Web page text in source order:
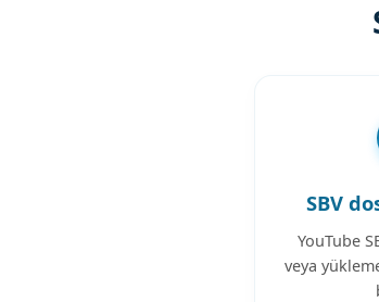
SBV
YouTube
veya